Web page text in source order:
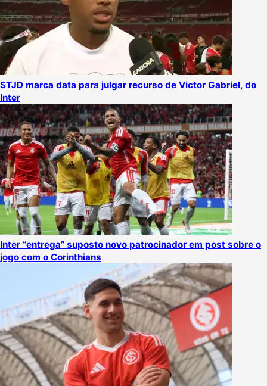
STJD marca data para julgar recurso de Victor Gabriel, do
Inter
Inter “entrega” suposto novo patrocinador em post sobre o
jogo com o Corinthians